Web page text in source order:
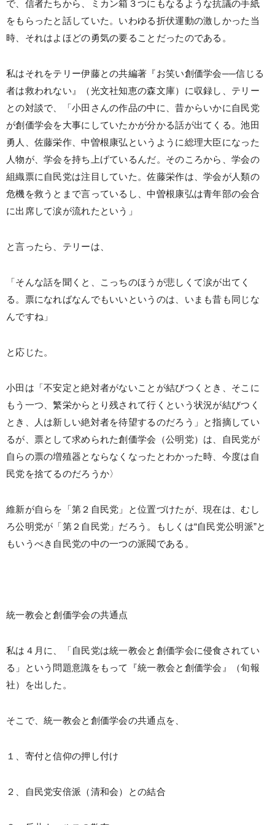
で、信者たちから、ミカン箱３つにもなるような抗議の手紙
をもらったと話していた。いわゆる折伏運動の激しかった当
時、それはよほどの勇気の要ることだったのである。
私はそれをテリー伊藤との共編著『お笑い創価学会──信じる
者は救われない』（光文社知恵の森文庫）に収録し、テリー
との対談で、「小田さんの作品の中に、昔からいかに自民党
が創価学会を大事にしていたかが分かる話が出てくる。池田
勇人、佐藤栄作、中曽根康弘というように総理大臣になった
人物が、学会を持ち上げているんだ。そのころから、学会の
組織票に自民党は注目していた。佐藤栄作は、学会が人類の
危機を救うとまで言っているし、中曽根康弘は青年部の会合
に出席して涙が流れたという」
と言ったら、テリーは、
「そんな話を聞くと、こっちのほうが悲しくて涙が出てく
る。票になればなんでもいいというのは、いまも昔も同じな
んですね」
と応じた。
小田は「不安定と絶対者がないことが結びつくとき、そこに
もう一つ、繁栄からとり残されて行くという状況が結びつく
とき、人は新しい絶対者を待望するのだろう」と指摘してい
るが、票として求められた創価学会（公明党）は、自民党が
自らの票の増殖器とならなくなったとわかった時、今度は自
民党を捨てるのだろうか〉
維新が自らを「第２自民党」と位置づけたが、現在は、むし
ろ公明党が「第２自民党」だろう。もしくは“自民党公明派”と
もいうべき自民党の中の一つの派閥である。
統一教会と創価学会の共通点
私は４月に、「自民党は統一教会と創価学会に侵食されてい
る」という問題意識をもって『統一教会と創価学会』（旬報
社）を出した。
そこで、統一教会と創価学会の共通点を、
１、寄付と信仰の押し付け
２、自民党安倍派（清和会）との結合